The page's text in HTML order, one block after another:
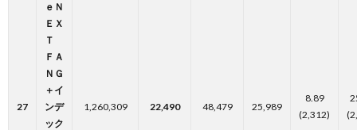
27
ｅＮ
ＥＸ
Ｔ
ＦＡ
ＮＧ
＋イ
ンデ
ック
1,260,309 22,490 48,479 25,989
8.89
(2,312)